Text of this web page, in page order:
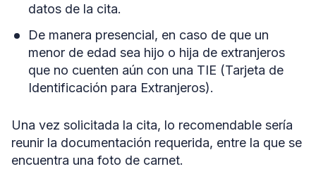
datos de la cita.
De manera presencial, en caso de que un
menor de edad sea hijo o hija de extranjeros
que no cuenten aún con una TIE (Tarjeta de
Identificación para Extranjeros).
Una vez solicitada la cita, lo recomendable sería
reunir la documentación requerida, entre la que se
encuentra una foto de carnet.